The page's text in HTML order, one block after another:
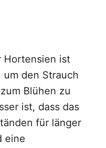
Hortensien ist
den Strauch
Blühen zu
ist, dass das
für länger
eine